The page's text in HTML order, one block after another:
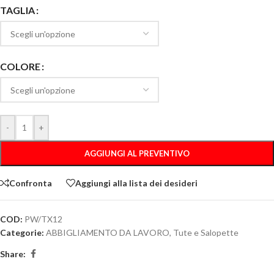
TAGLIA
COLORE
- +
AGGIUNGI AL PREVENTIVO
Confronta Aggiungi alla lista dei desideri
COD: PW/TX12
Categorie: ABBIGLIAMENTO DA LAVORO, Tute e Salopette
Share: